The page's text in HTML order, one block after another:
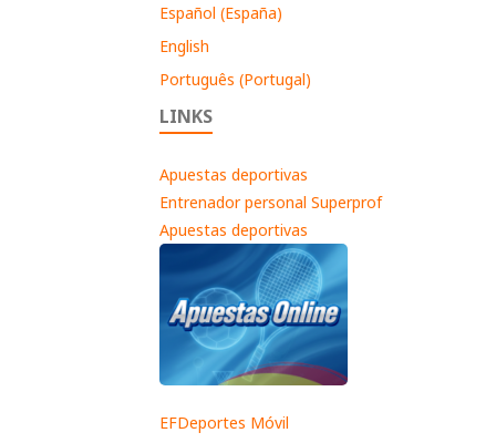
Español (España)
English
Português (Portugal)
LINKS
Apuestas deportivas
Entrenador personal Superprof
Apuestas deportivas
EFDeportes Móvil